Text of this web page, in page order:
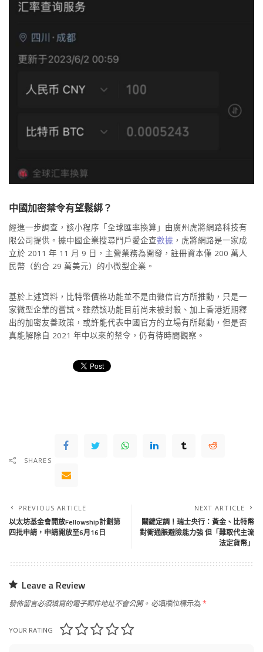
中國加密禁令有望鬆綁？
經進一步調查，該小程序「全球匯率換算」由廣州虎將網路科技有
限公司提供。據中國企業搜尋門戶愛企查數據 ，虎將網路是一家成
立於 2011 年 11 月 9 日，主營業務為開發，註冊資本僅 200 萬人
民幣（約合 29 萬美元）的小微型企業。
基於上述資料，比特幣價格功能並不是由微信官方所推動，只是一
家微型企業的嘗試。雖然該功能目前尚未被封殺、加上香港近期釋
出的加密友善政策，或許能代表中國官方的立場有所鬆動，但是否
真能解除自 2021 年中以來的禁令，仍有待時間觀察。
SHARES
PREVIOUS ARTICLE
以太坊基金會開放Fellowship計劃第
四批申請，申請開放至6月16日
NEXT ARTICLE
關鍵定調！瑞士央行：黃金、比特幣
對衝通脹避險能力強 但「難取代主流
法定貨幣」
Leave a Review
發佈留言必須填寫的電子郵件地址不會公開。 必填欄位標示為*
YOUR RATING